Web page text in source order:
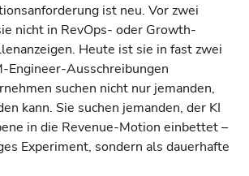
ist neu. Vor zwei
nicht in RevOps- oder Growth-
Heute ist sie in fast zwei
Engineer-Ausschreibungen
suchen nicht nur jemanden,
kann. Sie suchen jemanden, der KI
in die Revenue-Motion einbettet –
Experiment, sondern als dauerhafte